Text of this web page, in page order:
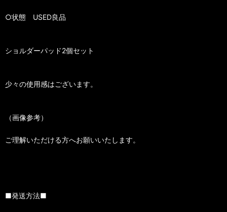
○状態 USED良品
ショルダーパッド2個セット
少々の使用感はございます。
（画像参考）
ご理解いただける方へお願いいたします。
■発送方法■